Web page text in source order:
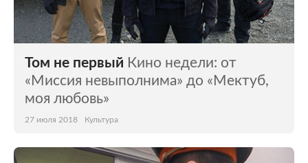
Том не первый Кино недели: от
«Миссия невыполнима» до «Мектуб,
моя любовь»
27 июля 2018 Культура